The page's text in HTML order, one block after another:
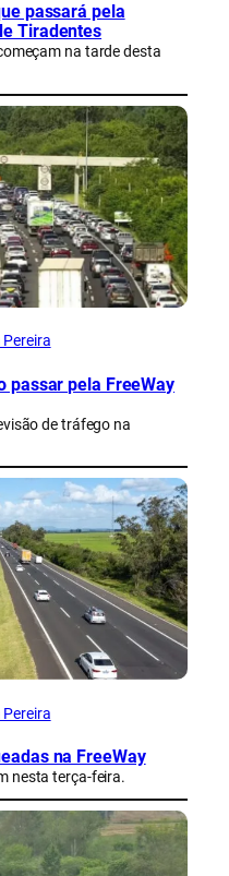
passará pela
Tiradentes
na tarde desta
passar pela FreeWay
de tráfego na
na FreeWay
nesta terça-feira.